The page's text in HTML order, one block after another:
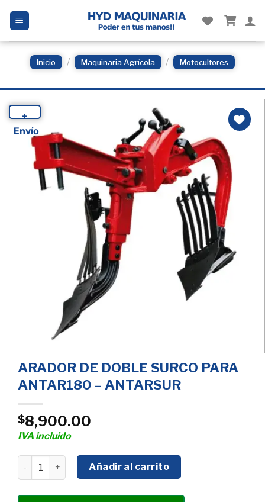
Inicio / Maquinaria Agrícola / Motocultores
+
Envío
Añadir
a la
Lista
de
deseos
ARADOR DE DOBLE SURCO PARA
ANTAR180 – ANTARSUR
$8,900.00
IVA incluido
ARADOR DE DOBLE SURCO PARA ANTAR180 -
Añadir al carrito